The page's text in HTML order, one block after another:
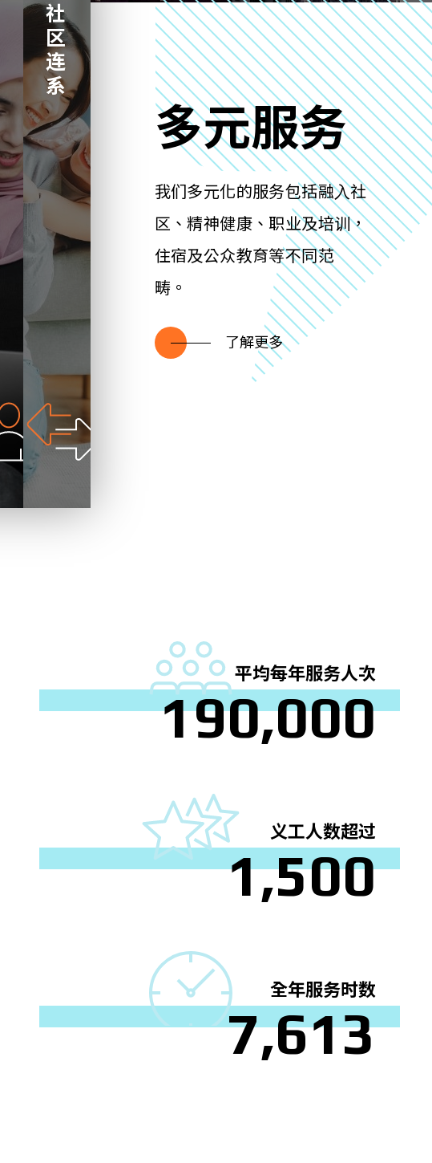
社
区
连
系
多元服务
我们多元化的服务包括融⼊社
区、精神健康、职业及培训，
住宿及公众教育等不同范
畴。
了解更多
平均每年服务人次
190,000
义工人数超过
1,500
全年服务时数
7,613